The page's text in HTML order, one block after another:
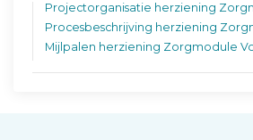
Projectorganisatie herziening
Procesbeschrijving herziening
Mijlpalen herziening Zorgmodule